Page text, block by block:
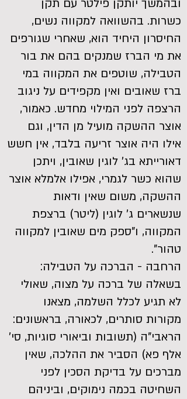
ובהמשך יותקן פילטר עם תקן
כשרות. בהשוואה למקווה נשים,
החיסרון היחיד הוא, שאחרי שגורפים
את מי הברז שמנקים בהם את בור
הטבילה, שוטפים את המקווה במי
ברז שאובים ואין מקפידים על ניגוב
הרצפה לפני המילוי מחדש. כאמור,
אוצר ההשקה מועיל מן הדין, וגם
אילו היה אוצר זריעה בלבד, אין חשש
דאורייתא בג' לוגין שאובין, ויתכן
שהוא כשר לגמרי, אפילו אלמלא אוצר
ההשקה, משום שאין ודאות
שנשארים ג' לוגין (ליטר) ברצפת
המקווה, ו"ספק מים שאובין למקווה
טהור".
הרחבה - הברכה על הטבילה:
בשאלה של ברכה על מצוה, שאולי
לא תגיע לכלל השלמה, מצאנו
מקורות סותרים, לכאורה, בראשונים:
הראבי"ה (תשובות וביאורי סוגיות, סי'
אלף פא) הסביר את ההלכה, שאין
מברכים על בדיקת הסכין לפני
השחיטה בכמה נימוקים, וביניהם